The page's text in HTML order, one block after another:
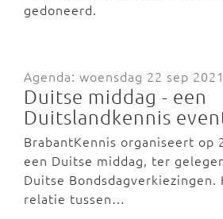
gedoneerd.
Agenda: woensdag 22 sep 2021
Duitse middag - een
Duitslandkennis
BrabantKennis organiseert op
een Duitse middag, ter
Duitse Bondsdagverkiezingen.
relatie tussen…